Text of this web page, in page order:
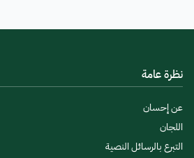
نظرة عامة
عن إحسان
اللجان
التبرع بالرسائل النصية